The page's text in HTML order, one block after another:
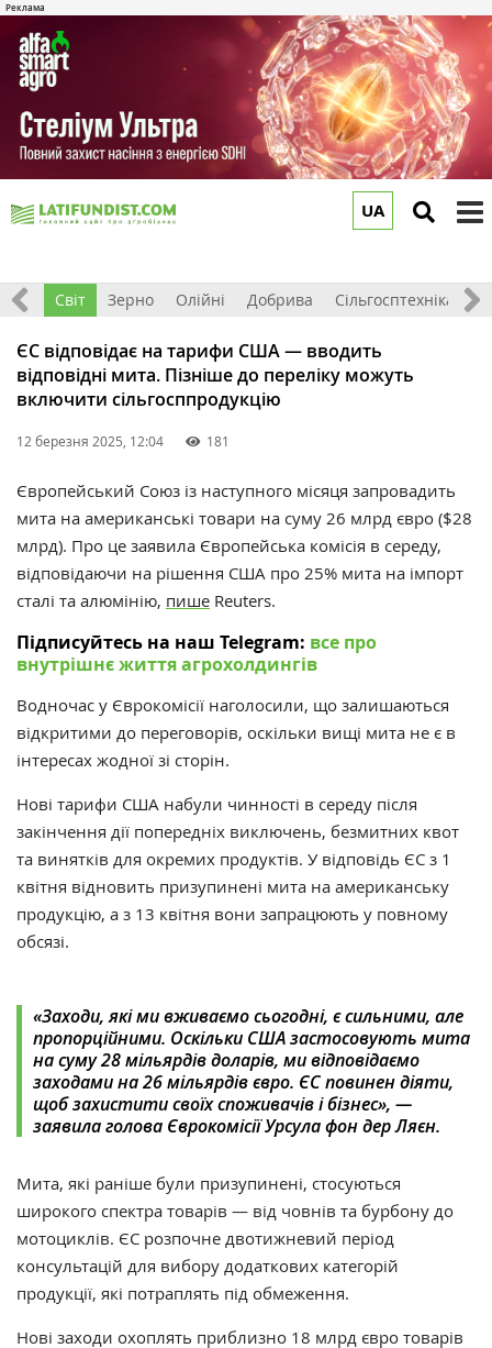
UA
Світ Зерно Олійні Добрива Сільгосптехніка
ЄС відповідає на тарифи США — вводить
відповідні мита. Пізніше до переліку можуть
включити сільгосппродукцію
12 березня 2025, 12:04 181
Європейський Союз із наступного місяця запровадить
мита на американські товари на суму 26 млрд євро ($28
млрд). Про це заявила Європейська комісія в середу,
відповідаючи на рішення США про 25% мита на імпорт
сталі та алюмінію, пише Reuters.
Підписуйтесь на наш Telegram: все про
внутрішнє життя агрохолдингів
Водночас у Єврокомісії наголосили, що залишаються
відкритими до переговорів, оскільки вищі мита не є в
інтересах жодної зі сторін.
Нові тарифи США набули чинності в середу після
закінчення дії попередніх виключень, безмитних квот
та винятків для окремих продуктів. У відповідь ЄС з 1
квітня відновить призупинені мита на американську
продукцію, а з 13 квітня вони запрацюють у повному
обсязі.
«Заходи, які ми вживаємо сьогодні, є сильними, але
пропорційними. Оскільки США застосовують мита
на суму 28 мільярдів доларів, ми відповідаємо
заходами на 26 мільярдів євро. ЄС повинен діяти,
щоб захистити своїх споживачів і бізнес», —
заявила голова Єврокомісії Урсула фон дер Ляєн.
Мита, які раніше були призупинені, стосуються
широкого спектра товарів — від човнів та бурбону до
мотоциклів. ЄС розпочне двотижневий період
консультацій для вибору додаткових категорій
продукції, які потраплять під обмеження.
Нові заходи охоплять приблизно 18 млрд євро товарів